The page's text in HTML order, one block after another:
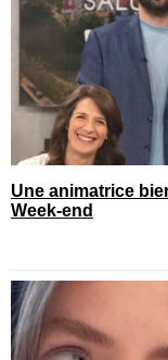
Une animatrice
Week-end